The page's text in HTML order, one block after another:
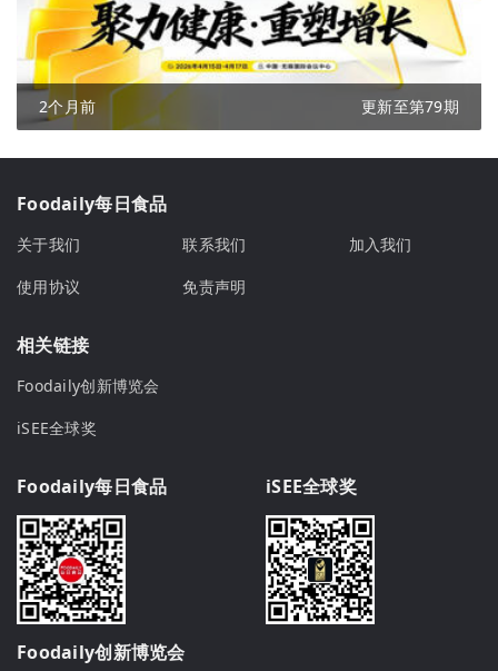
2个月前 更新至第79期
Foodaily每日食品
关于我们 联系我们
加入我们
使用协议
免责声明
相关链接
Foodaily创新博览会
iSEE全球奖
Foodaily每日食品 iSEE全球奖
Foodaily创新博览会